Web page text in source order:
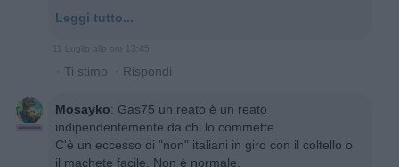
Leggi tutto...
11 Luglio alle ore 13:45
· Ti stimo · Rispondi
Mosayko: Gas75 un reato è un reato
indipendentemente da chi lo commette.
C'è un eccesso di "non" italiani in giro con il coltello o
il machete facile. Non è normale.